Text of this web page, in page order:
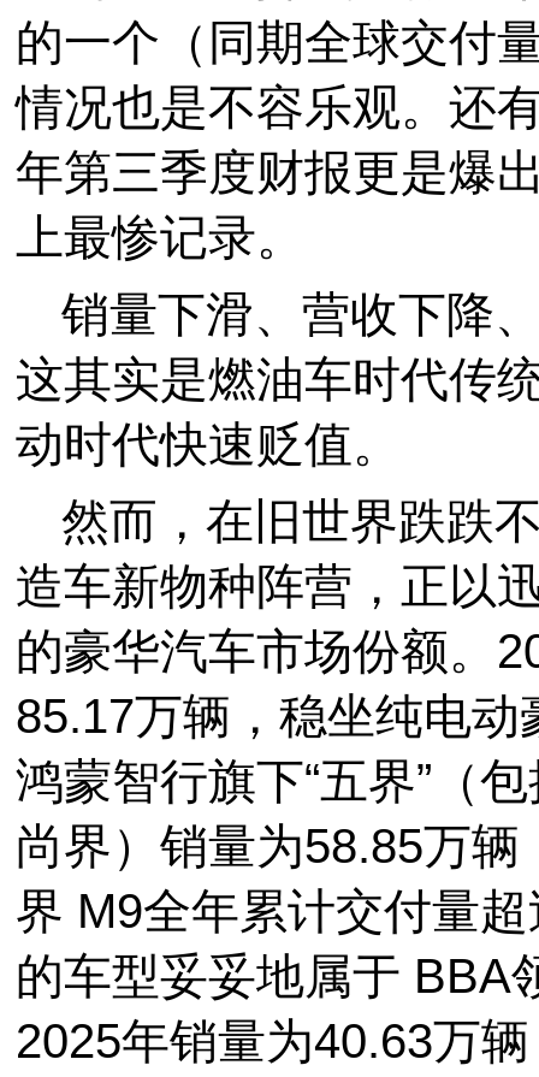
的一个（同期全球交付
情况也是不容乐观。还
年第三季度财报更是爆
上最惨记录。
销量下滑、营收下降
这其实是燃油车时代传
动时代快速贬值。
然而，在旧世界跌跌
造车新物种阵营，正以
的豪华汽车市场份额。
85.17万辆，稳坐纯电
鸿蒙智行旗下“五界”（
尚界）销量为58.85万
界 M9全年累计交付量
的车型妥妥地属于 BBA
2025年销量为40.63万